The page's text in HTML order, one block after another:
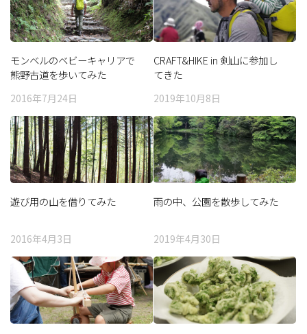
モンベルのベビーキャリアで
熊野古道を歩いてみた
2016年7月24日
CRAFT&HIKE in 剣山に参加し
てきた
2019年10月8日
遊び用の山を借りてみた
2016年4月3日
雨の中、公園を散歩してみた
2019年4月30日